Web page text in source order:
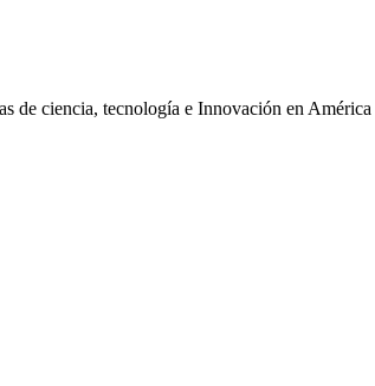
de ciencia, tecnología e Innovación en